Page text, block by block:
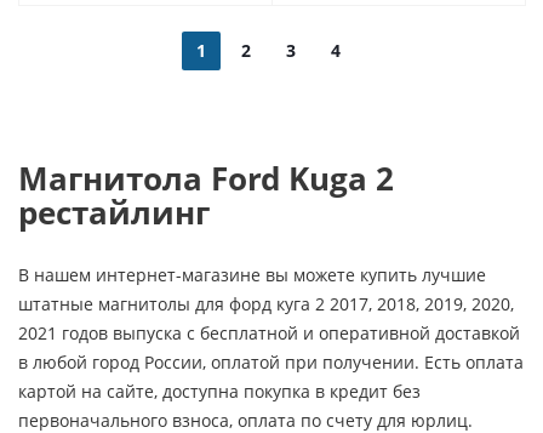
1 2 3 4
Магнитола Ford Kuga 2
рестайлинг
В нашем интернет-магазине вы можете купить лучшие
штатные магнитолы для форд куга 2 2017, 2018, 2019, 2020,
2021 годов выпуска с бесплатной и оперативной доставкой
в любой город России, оплатой при получении. Есть оплата
картой на сайте, доступна покупка в кредит без
первоначального взноса, оплата по счету для юрлиц.